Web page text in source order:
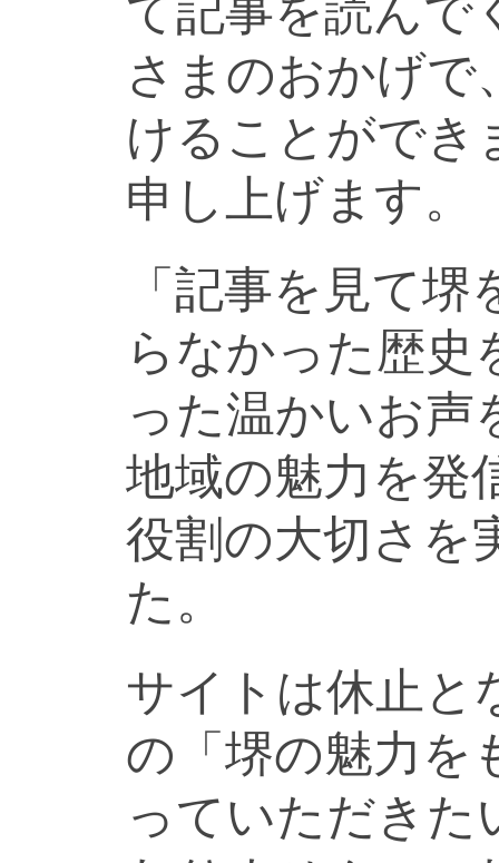
て記事を読んで
さまのおかげで
けることができ
申し上げます。
「記事を見て
らなかった歴史
った温かいお声
地域の魅力を発
役割の大切さを
た。
サイトは休止と
の「堺の魅力を
っていただきた